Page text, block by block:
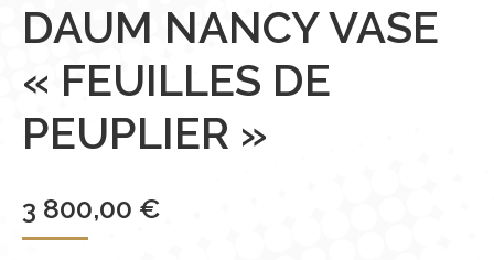
DAUM NANCY VASE
« FEUILLES DE
PEUPLIER »
3 800,00 €